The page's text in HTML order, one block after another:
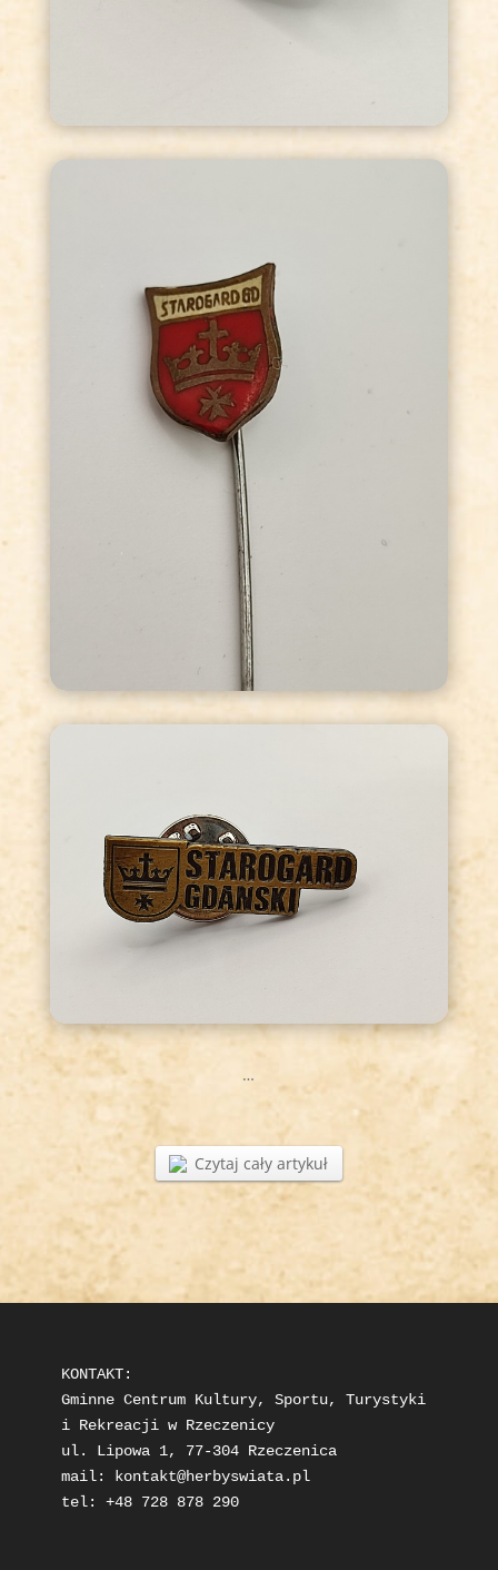
…
Czytaj cały artykuł
KONTAKT:
Gminne Centrum Kultury, Sportu, Turystyki
i Rekreacji w Rzeczenicy
ul. Lipowa 1, 77-304 Rzeczenica
mail:
kontakt@herbyswiata.pl
tel: +48 728 878 290